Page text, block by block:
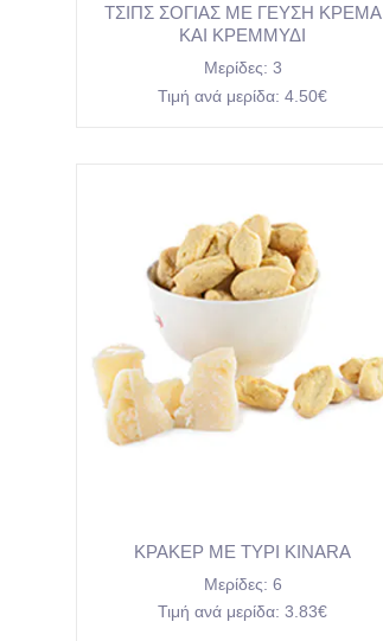
ΤΣΙΠΣ ΣΟΓΙΑΣ ΜΕ ΓΕΥΣΗ ΚΡΕΜΑ
ΚΑΙ ΚΡΕΜΜΥΔΙ
Μερίδες: 3
Τιμή ανά μερίδα: 4.50€
ΚΡΑΚΕΡ ΜΕ ΤΥΡΙ KINARA
Μερίδες: 6
Τιμή ανά μερίδα: 3.83€